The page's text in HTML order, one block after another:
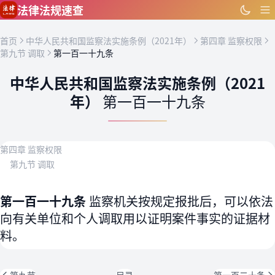
跳到主要内容
法律法规速查
首页 中华人民共和国监察法实施条例（2021年）
第四章 监察权限
第九节 调取
第一百一十九条
中华人民共和国监察法实施条例（2021
年） 第一百一十九条
第四章 监察权限
第九节 调取
第一百一十九条 监察机关按规定报批后，可以依法
向有关单位和个人调取用以证明案件事实的证据材
料。